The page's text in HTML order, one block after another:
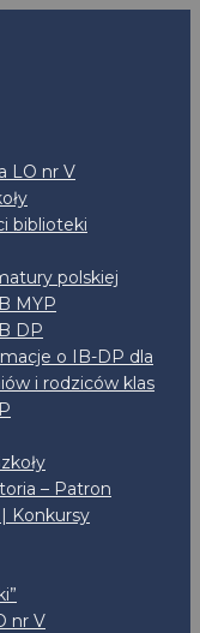
LO nr V
biblioteki
polskiej
MYP
DP
o IB-DP dla
i rodziców klas
– Patron
Konkursy
nr V